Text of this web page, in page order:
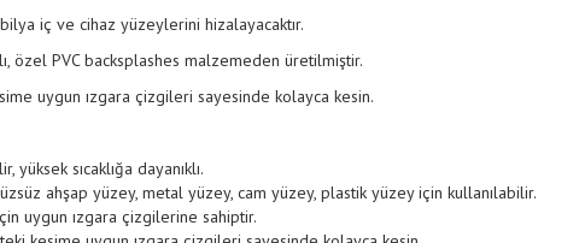
iç ve cihaz yüzeylerini hizalayacaktır.
özel PVC backsplashes malzemeden üretilmiştir.
uygun ızgara çizgileri sayesinde kolayca kesin.
sıcaklığa dayanıklı.
ahşap yüzey, metal yüzey, cam yüzey, plastik yüzey için kullanılabilir.
uygun ızgara çizgilerine sahiptir.